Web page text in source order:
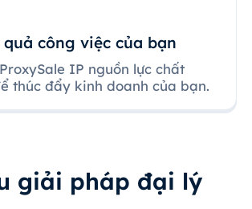
công việc của bạn
IP nguồn lực chất
thúc đẩy kinh doanh của bạn.
giải pháp đại lý